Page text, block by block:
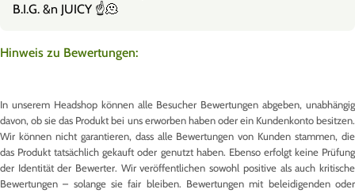
B.I.G. &n JUICY ☝️🫠
Hinweis zu Bewertungen:
In unserem Headshop können alle Besucher Bewertungen abgeben, unabhängig
davon, ob sie das Produkt bei uns erworben haben oder ein Kundenkonto besitzen.
Wir können nicht garantieren, dass alle Bewertungen von Kunden stammen, die
das Produkt tatsächlich gekauft oder genutzt haben. Ebenso erfolgt keine Prüfung
der Identität der Bewerter. Wir veröffentlichen sowohl positive als auch kritische
Bewertungen – solange sie fair bleiben. Bewertungen mit beleidigenden oder